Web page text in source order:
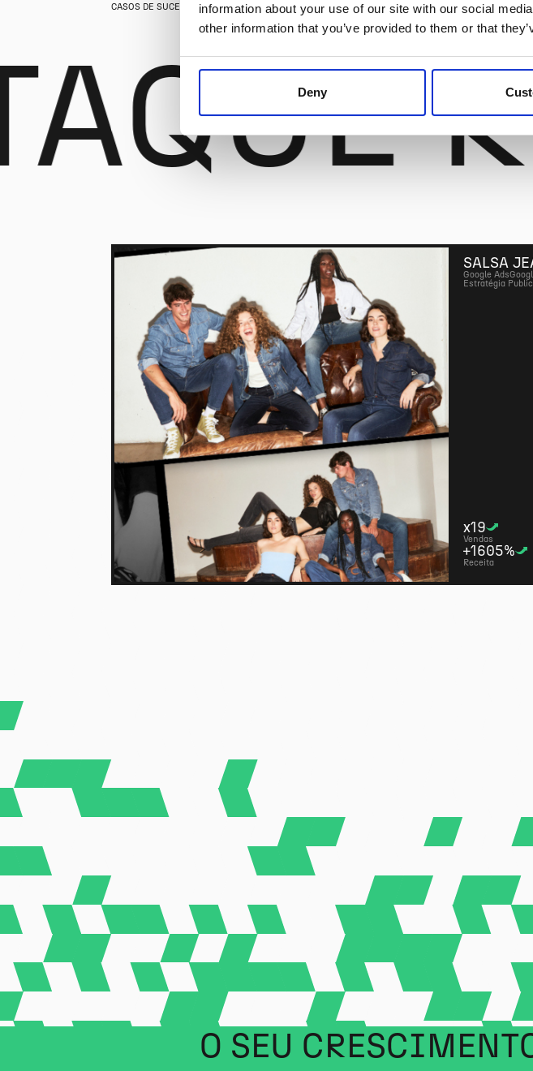
information about your use of our site with our social
other information that you’ve provided to them or that
Deny
CASOS DE SUCESSO
SALSA
Google Ads
Estratégia
x19
Vendas
+1605%
Receita
O SEU